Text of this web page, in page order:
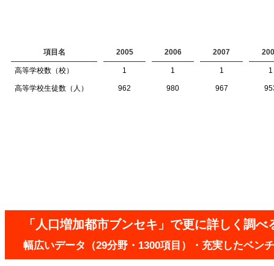
項目名 2005 2006 2007
高等学校数（校） 1 1 1 1
高等学校生徒数（人） 962 980 967
「人口増加都市ブンセキ」で更に詳しく調べ
幅広いデータ（29分野・1300項目）・充実したベン